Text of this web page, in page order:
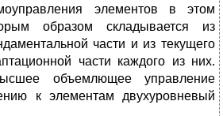
элементов в этом
образом складывается из
части и из текущего
части каждого из них.
объемлющее управление
к элементам двухуровневый